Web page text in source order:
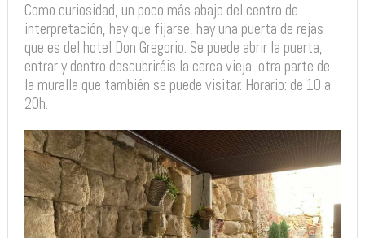
Como curiosidad, un poco más abajo del centro de
interpretación, hay que fijarse, hay una puerta de rejas
que es del hotel Don Gregorio. Se puede abrir la puerta,
entrar y dentro descubriréis la cerca vieja, otra parte de
la muralla que también se puede visitar. Horario: de 10 a
20h.